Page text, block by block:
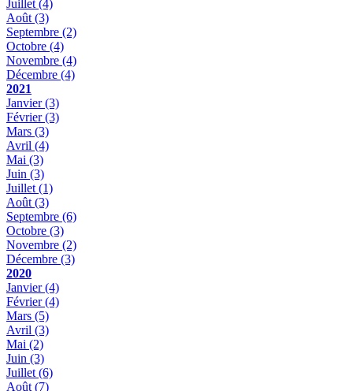
Juillet (4)
Août (3)
Septembre (2)
Octobre (4)
Novembre (4)
Décembre (4)
2021
Janvier(3)
Février(3)
Mars (3)
Avril (4)
Mai (3)
Juin (3)
Juillet (1)
Août (3)
Septembre (6)
Octobre (3)
Novembre (2)
Décembre (3)
2020
Janvier(4)
Février(4)
Mars (5)
Avril (3)
Mai (2)
Juin (3)
Juillet (6)
Août (7)